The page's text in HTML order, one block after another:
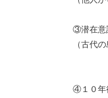
③潜在意
（古代
④１０年